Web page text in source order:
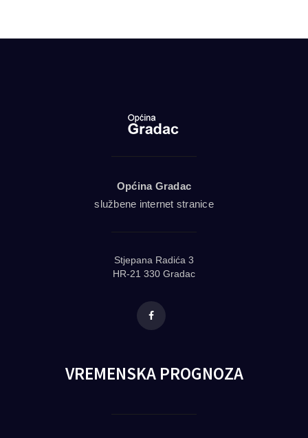
Općina Gradac
službene internet stranice
Stjepana Radića 3
HR-21 330 Gradac
Facebook
VREMENSKA PROGNOZA